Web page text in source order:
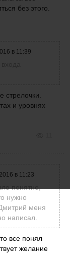
без этого.
в 11:39
стрелочки.
и уровнях
в 11:23
понятно,
нужно
меня
написал.
все понял
желание